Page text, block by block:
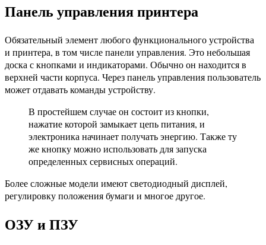
Панель управления принтера
Обязательный элемент любого функционального устройства
и принтера, в том числе панели управления. Это небольшая
доска с кнопками и индикаторами. Обычно он находится в
верхней части корпуса. Через панель управления пользователь
может отдавать команды устройству.
В простейшем случае он состоит из кнопки,
нажатие которой замыкает цепь питания, и
электроника начинает получать энергию. Также ту
же кнопку можно использовать для запуска
определенных сервисных операций.
Более сложные модели имеют светодиодный дисплей,
регулировку положения бумаги и многое другое.
ОЗУ и ПЗУ